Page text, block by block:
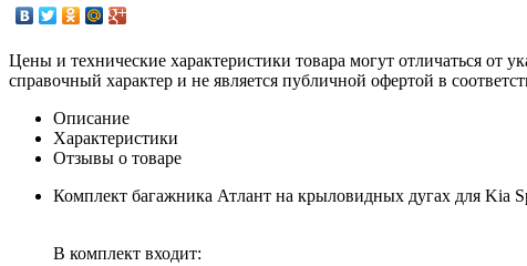
Цены и технические характеристики товара могут отличаться от
справочный характер и не является публичной офертой в
Описание
Характеристики
Отзывы о товаре
Комплект багажника Атлант на крыловидных дугах для Kia
В комплект входит: